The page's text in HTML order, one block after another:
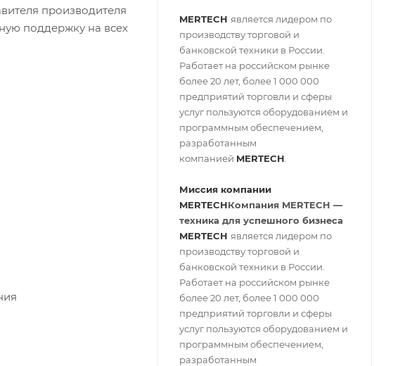
производителя
поддержку на всех
MERTECH является лидером по
производству торговой и
банковской техники в России.
Работает на российском рынке
более 20 лет, более 1 000 000
предприятий торговли и сферы
услуг пользуются оборудованием и
программным обеспечением,
разработанным
компанией MERTECH
Миссия компании
MERTECHКомпания MERTECH —
техника для успешного бизнеса
MERTECH является лидером по
производству торговой и
банковской техники в России.
Работает на российском рынке
более 20 лет, более 1 000 000
предприятий торговли и сферы
услуг пользуются оборудованием и
программным обеспечением,
разработанным